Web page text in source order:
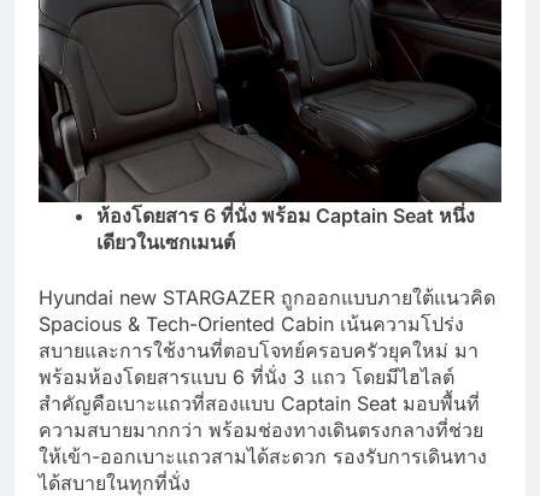
ห้องโดยสาร 6 ที่นั่ง พร้อม Captain Seat หนึ่ง
เดียวในเซกเมนต์
Hyundai new STARGAZER ถูกออกแบบภายใต้แนวคิด
Spacious & Tech-Oriented Cabin เน้นความโปร่ง
สบายและการใช้งานที่ตอบโจทย์ครอบครัวยุคใหม่ มา
พร้อมห้องโดยสารแบบ 6 ที่นั่ง 3 แถว โดยมีไฮไลต์
สำคัญคือเบาะแถวที่สองแบบ Captain Seat มอบพื้นที่
ความสบายมากกว่า พร้อมช่องทางเดินตรงกลางที่ช่วย
ให้เข้า-ออกเบาะแถวสามได้สะดวก รองรับการเดินทาง
ได้สบายในทุกที่นั่ง